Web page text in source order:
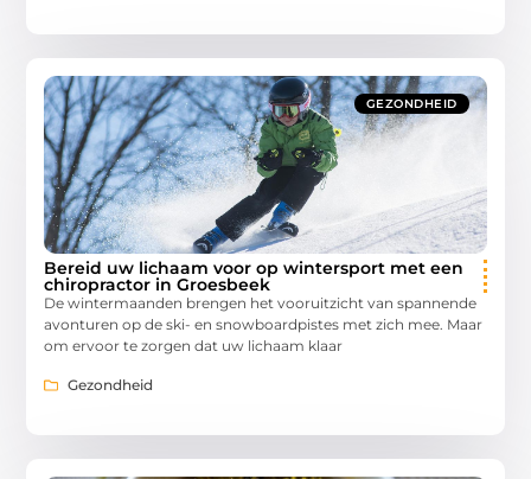
GEZONDHEID
Bereid uw lichaam voor op wintersport met een
chiropractor in Groesbeek
De wintermaanden brengen het vooruitzicht van spannende
avonturen op de ski- en snowboardpistes met zich mee. Maar
om ervoor te zorgen dat uw lichaam klaar
Gezondheid